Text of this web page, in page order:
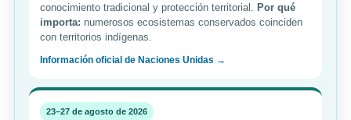
conocimiento tradicional y protección territorial. Por qué
importa: numerosos ecosistemas conservados coinciden
con territorios indígenas.
Información oficial de Naciones Unidas →
23–27 de agosto de 2026